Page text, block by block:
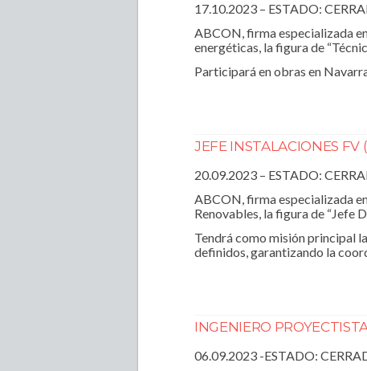
17.10.2023 – ESTADO:
ABCON, firma especializada
energéticas, la figura de
Participará en obras en
JEFE INSTALACIONES
20.09.2023 – ESTADO:
ABCON, firma especializada
Renovables, la figura de “Jefe
Tendrá como misión principal
definidos, garantizando la
INGENIERO
06.09.2023 -ESTADO: